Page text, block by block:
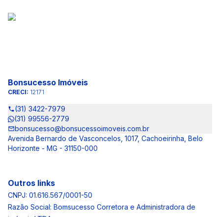
Bonsucesso Imóveis
CRECI: 12171
(31) 3422-7979
(31) 99556-2779
bonsucesso@bonsucessoimoveis.com.br
Avenida Bernardo de Vasconcelos, 1017, Cachoeirinha, Belo
Horizonte - MG - 31150-000
Outros links
CNPJ: 01.616.567/0001-50
Razão Social: Bomsucesso Corretora e Administradora de